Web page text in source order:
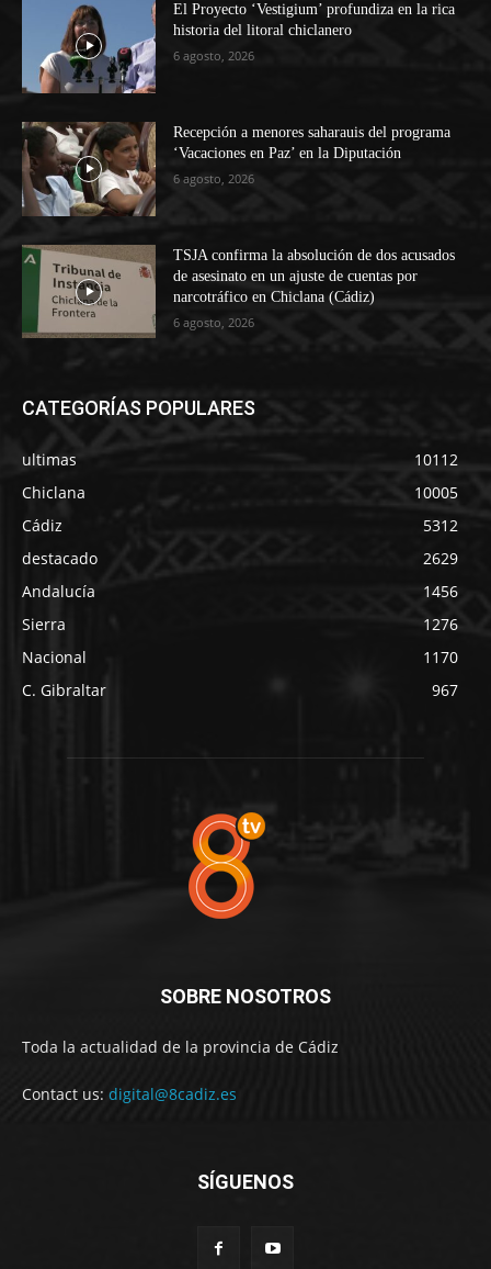
El Proyecto ‘Vestigium’ profundiza en la rica
historia del litoral chiclanero
6 agosto, 2026
Recepción a menores saharauis del programa
‘Vacaciones en Paz’ en la Diputación
6 agosto, 2026
TSJA confirma la absolución de dos acusados
de asesinato en un ajuste de cuentas por
narcotráfico en Chiclana (Cádiz)
6 agosto, 2026
CATEGORÍAS POPULARES
ultimas
10112
Chiclana
10005
Cádiz
5312
destacado
2629
Andalucía
1456
Sierra
1276
Nacional
1170
C. Gibraltar
967
SOBRE NOSOTROS
Toda la actualidad de la provincia de Cádiz
Contact us: digital@8cadiz.es
SÍGUENOS